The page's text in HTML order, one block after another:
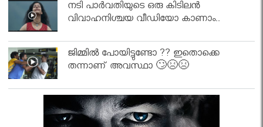
നടി പാർവതിയുടെ ഒരു കിടിലൻ
വിവാഹനിശ്ചയ വീഡിയോ കാണാം..
ജിമ്മിൽ പോയിട്ടുണ്ടോ ?? ഇതൊക്കെ
തന്നാണ് അവസ്ഥാ 🙄😣😣